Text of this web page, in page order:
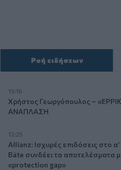
Ροή ειδήσεων
13:16
Χρήστος Γεωργόπουλος –
ΑΝΑΠΛΑΣΗ
12:25
Allianz: Ισχυρές επιδόσεις στο
Bäte συνδέει τα αποτελέσματα
«protection gap»